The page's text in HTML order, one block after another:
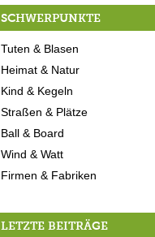
SCHWERPUNKTE
Tuten & Blasen
Heimat & Natur
Kind & Kegeln
Straßen & Plätze
Ball & Board
Wind & Watt
Firmen & Fabriken
LETZTE BEITRÄGE